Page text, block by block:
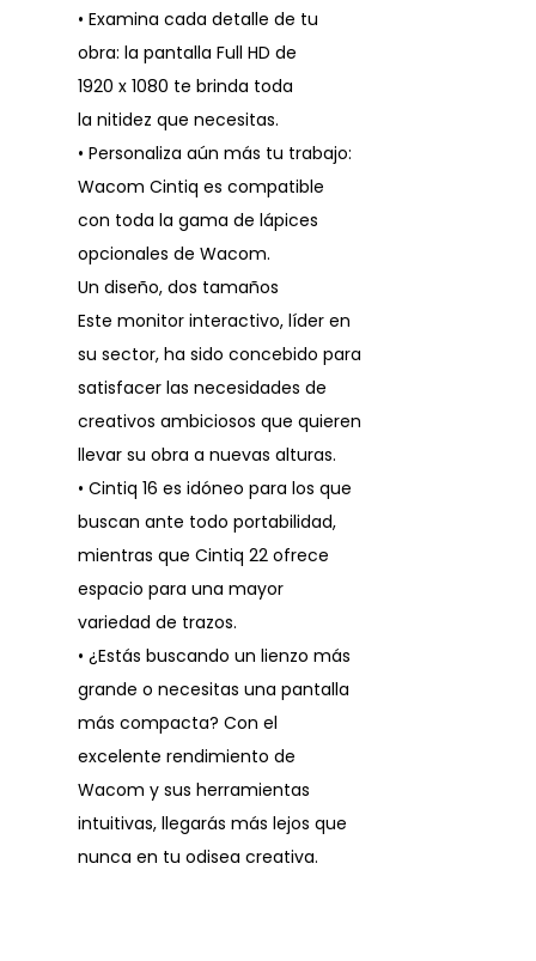
• Examina cada detalle de tu
obra: la pantalla Full HD de
1920 x 1080 te brinda toda
la nitidez que necesitas.
• Personaliza aún más tu trabajo:
Wacom Cintiq es compatible
con toda la gama de lápices
opcionales de Wacom.
Un diseño, dos tamaños
Este monitor interactivo, líder en
su sector, ha sido concebido para
satisfacer las necesidades de
creativos ambiciosos que quieren
llevar su obra a nuevas alturas.
• Cintiq 16 es idóneo para los que
buscan ante todo portabilidad,
mientras que Cintiq 22 ofrece
espacio para una mayor
variedad de trazos.
• ¿Estás buscando un lienzo más
grande o necesitas una pantalla
más compacta? Con el
excelente rendimiento de
Wacom y sus herramientas
intuitivas, llegarás más lejos que
nunca en tu odisea creativa.